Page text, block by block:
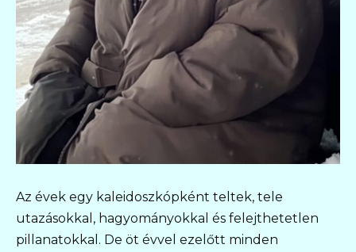
Az évek egy kaleidoszkópként teltek, tele
utazásokkal, hagyományokkal és felejthetetlen
pillanatokkal. De öt évvel ezelőtt minden